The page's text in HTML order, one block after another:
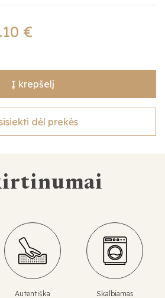
€
Į krepšelį
dėl prekės
Autentiška Skalbiamas